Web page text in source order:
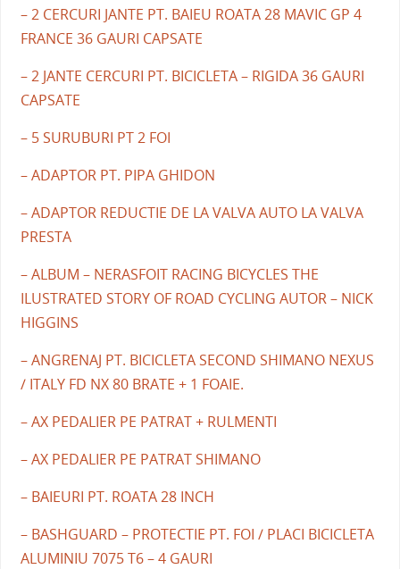
– 2 CERCURI JANTE PT. BAIEU ROATA 28 MAVIC GP 4
FRANCE 36 GAURI CAPSATE
– 2 JANTE CERCURI PT. BICICLETA – RIGIDA 36 GAURI
CAPSATE
– 5 SURUBURI PT 2 FOI
– ADAPTOR PT. PIPA GHIDON
– ADAPTOR REDUCTIE DE LA VALVA AUTO LA VALVA
PRESTA
– ALBUM – NERASFOIT RACING BICYCLES THE
ILUSTRATED STORY OF ROAD CYCLING AUTOR – NICK
HIGGINS
– ANGRENAJ PT. BICICLETA SECOND SHIMANO NEXUS
/ ITALY FD NX 80 BRATE + 1 FOAIE.
– AX PEDALIER PE PATRAT + RULMENTI
– AX PEDALIER PE PATRAT SHIMANO
– BAIEURI PT. ROATA 28 INCH
– BASHGUARD – PROTECTIE PT. FOI / PLACI BICICLETA
ALUMINIU 7075 T6 – 4 GAURI